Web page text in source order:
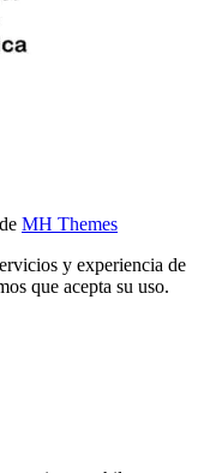
MH Themes
y experiencia de
que acepta su uso.